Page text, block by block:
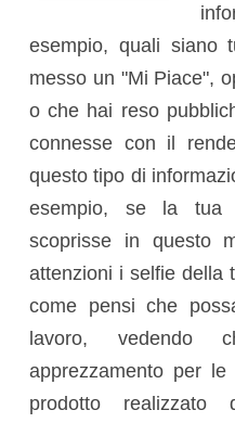
esempio, quali
messo un "Mi Piace",
o che hai reso
connesse con il
questo tipo di
esempio, se la tua
scoprisse in questo
attenzioni i selfie della
come pensi che
lavoro, vedendo
apprezzamento per
prodotto